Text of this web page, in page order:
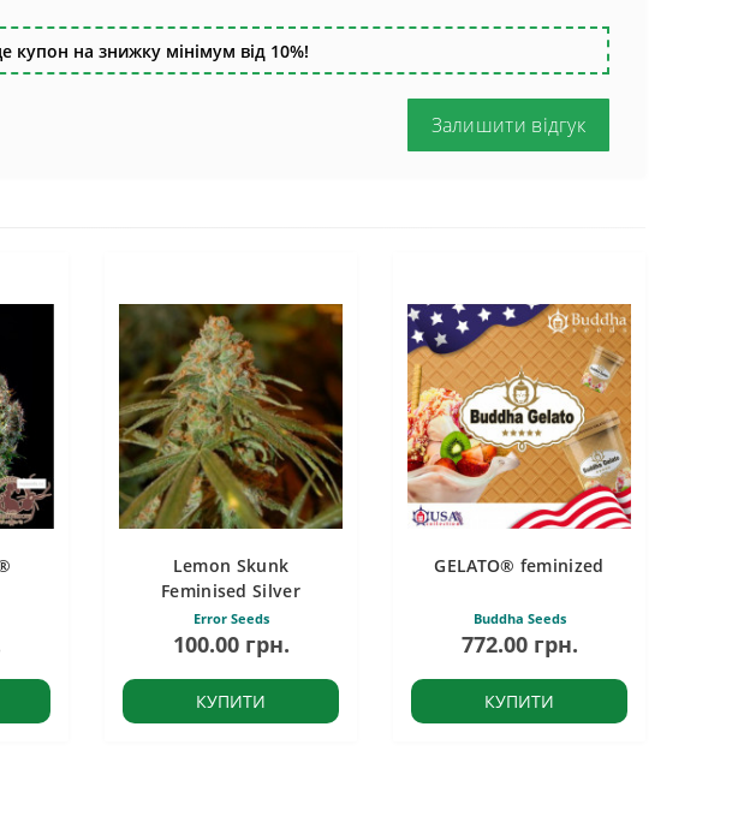
купон на знижку мінімум від 10%!
Залишити відгук
Lemon Skunk
Feminised Silver
Error Seeds
100.00 грн.
КУПИТИ
GELATO® feminized
Buddha Seeds
772.00 грн.
КУПИТИ